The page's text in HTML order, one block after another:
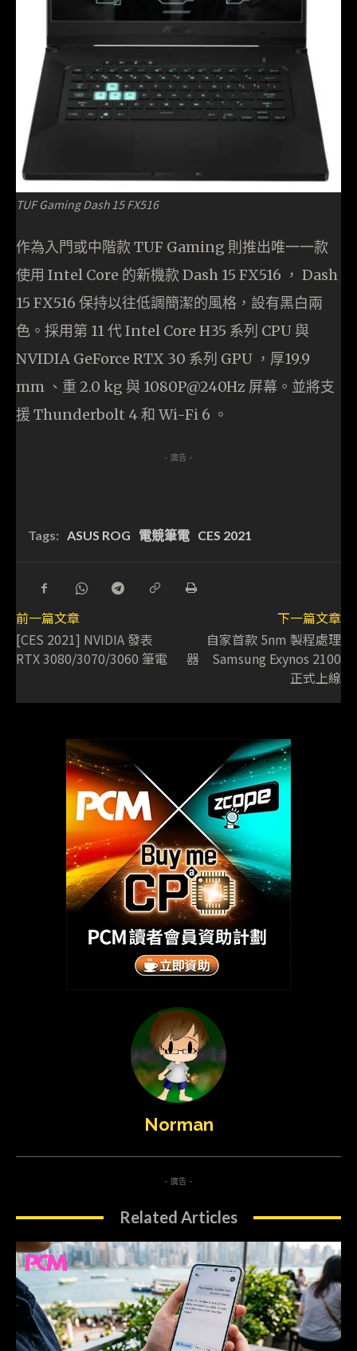
TUF Gaming Dash 15 FX516
作為入門或中階款 TUF Gaming 則推出唯一一款
使用 Intel Core 的新機款 Dash 15 FX516 ， Dash
15 FX516 保持以往低調簡潔的風格，設有黑白兩
色。採用第 11 代 Intel Core H35 系列 CPU 與
NVIDIA GeForce RTX 30 系列 GPU ，厚19.9
mm 、重 2.0 kg 與 1080P@240Hz 屏幕。並將支
援 Thunderbolt 4 和 Wi-Fi 6 。
- 廣告 -
Tags: ASUS ROG 電競筆電 CES 2021
前一篇文章
[CES 2021] NVIDIA 發表
RTX 3080/3070/3060 筆電
下一篇文章
自家首款 5nm 製程處理
器 Samsung Exynos 2100
正式上線
Norman
- 廣告 -
Related Articles